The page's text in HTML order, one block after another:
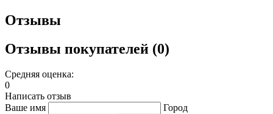
Отзывы
Отзывы покупателей (0)
Средняя оценка:
0
Написать отзыв
Ваше имя
Город